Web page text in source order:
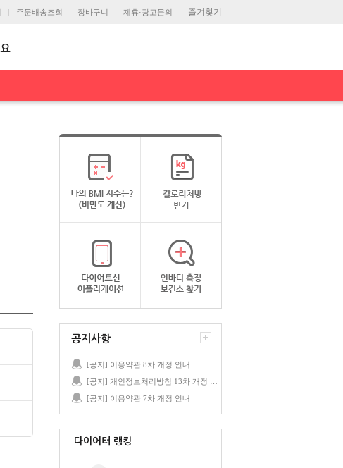
즐겨찾기
주문배송조회 장바구니 제휴·광고문의
공지사항
[공지] 이용약관 8차 개정 안내
[공지] 이용약관 7차 개정 안내
다이어터 랭킹